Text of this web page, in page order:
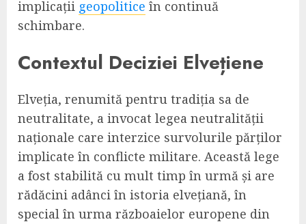
implicații geopolitice în continuă
schimbare.
Contextul Deciziei Elvețiene
Elveția, renumită pentru tradiția sa de
neutralitate, a invocat legea neutralității
naționale care interzice survolurile părților
implicate în conflicte militare. Această lege
a fost stabilită cu mult timp în urmă și are
rădăcini adânci în istoria elvețiană, în
special în urma războaielor europene din